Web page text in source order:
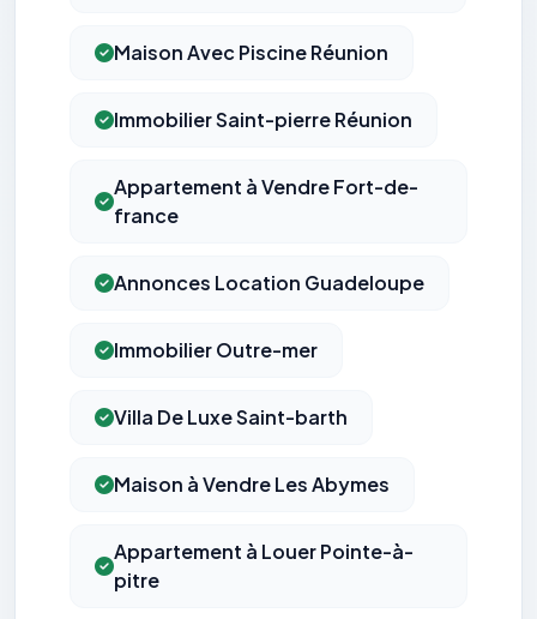
Maison Avec Piscine Réunion
Immobilier Saint-pierre Réunion
Appartement à Vendre Fort-de-
france
Annonces Location Guadeloupe
Immobilier Outre-mer
Villa De Luxe Saint-barth
Maison à Vendre Les Abymes
Appartement à Louer Pointe-à-
pitre